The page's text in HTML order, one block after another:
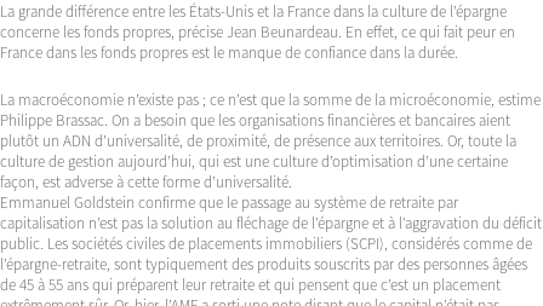
La grande différence entre les États-Unis et la France dans la culture de l’épargne
concerne les fonds propres, précise Jean Beunardeau. En effet, ce qui fait peur en
France dans les fonds propres est le manque de confiance dans la durée.
La macroéconomie n’existe pas ; ce n’est que la somme de la microéconomie, estime
Philippe Brassac. On a besoin que les organisations financières et bancaires aient
plutôt un ADN d’universalité, de proximité, de présence aux territoires. Or, toute la
culture de gestion aujourd’hui, qui est une culture d’optimisation d’une certaine
façon, est adverse à cette forme d’universalité.
Emmanuel Goldstein confirme que le passage au système de retraite par
capitalisation n’est pas la solution au fléchage de l’épargne et à l’aggravation du déficit
public. Les sociétés civiles de placements immobiliers (SCPI), considérés comme de
l’épargne-retraite, sont typiquement des produits souscrits par des personnes âgées
de 45 à 55 ans qui préparent leur retraite et qui pensent que c’est un placement